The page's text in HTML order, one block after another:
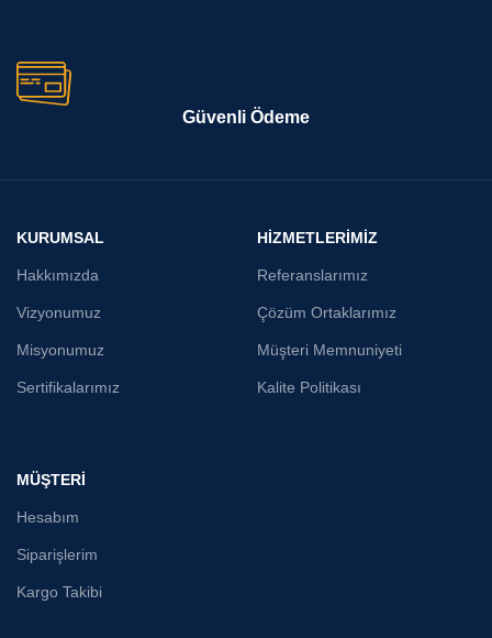
Güvenli Ödeme
KURUMSAL
Hakkımızda
Vizyonumuz
Misyonumuz
Sertifikalarımız
HİZMETLERİMİZ
Referanslarımız
Çözüm Ortaklarımız
Müşteri Memnuniyeti
Kalite Politikası
MÜŞTERİ
Hesabım
Siparişlerim
Kargo Takibi